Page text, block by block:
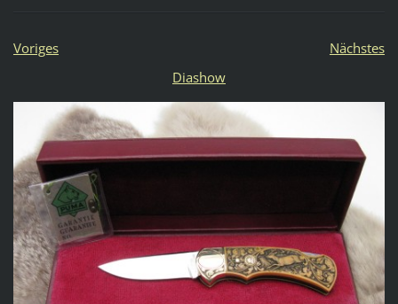
Voriges
Nächstes
Diashow